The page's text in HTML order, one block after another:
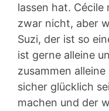
lassen hat. Cécile
zwar nicht, aber
Suzi, der ist so
ist gerne alleine
zusammen
sicher glücklich
machen und der